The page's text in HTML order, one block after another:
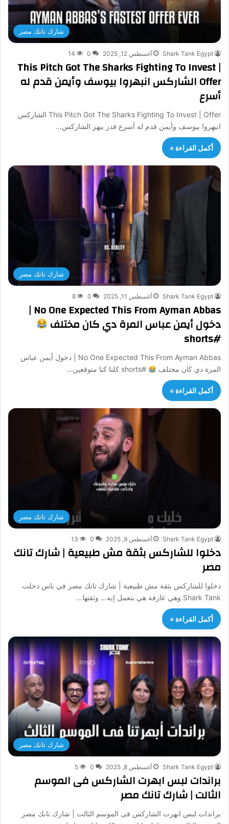
شارك تانك مصر
Shark Tank Egypt أغسطس 12, 2025 0
14
This Pitch Got The Sharks Fighting To Invest |
Offer الشاركس انبهروا بيوسف وأيمن قدم له
أسرع
This Pitch Got The Sharks Fighting To Invest | Offer الشاركس
انبهروا بيوسف وأيمن قدم له أسرع قدر يبهر الشاركس…
أكمل القراءة »
شارك تانك مصر
Shark Tank Egypt أغسطس 11, 2025 0
8
No One Expected This From Ayman Abbas |
دخول أيمن عباس المرة دي كان مختلف
#shorts
No One Expected This From Ayman Abbas | دخول أيمن عباس
المرة دي كان مختلف
#shorts كلنا كنا متوقعين…
أكمل القراءة »
شارك تانك مصر
Shark Tank Egypt أغسطس 9, 2025 0
13
دخلوا للشاركس بثقة مش طبيعية | شارك تانك
مصر
دخلوا للشاركس بثقة مش طبيعية | شارك تانك مصر في ناس دخلت
Shark Tank وهي عارفة هي بتعمل إيه… وثقتها…
أكمل القراءة »
شارك تانك مصر
Shark Tank Egypt أغسطس 8, 2025 0
5
براندات لبس ابهرت الشاركس فى الموسم
الثالت | شارك تانك مصر
براندات لبس ابهرت الشاركس فى الموسم الثالت | شارك تانك مصر